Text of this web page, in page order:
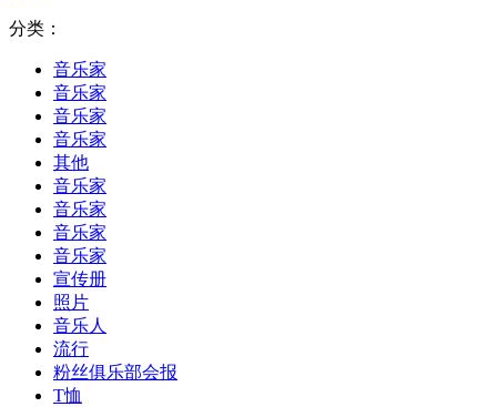
分类：
音乐家
音乐家
音乐家
音乐家
其他
音乐家
音乐家
音乐家
音乐家
宣传册
照片
音乐人
流行
粉丝俱乐部会报
T恤